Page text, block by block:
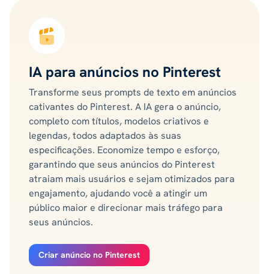
IA para anúncios no Pinterest
Transforme seus prompts de texto em anúncios
cativantes do Pinterest. A IA gera o anúncio,
completo com títulos, modelos criativos e
legendas, todos adaptados às suas
especificações. Economize tempo e esforço,
garantindo que seus anúncios do Pinterest
atraiam mais usuários e sejam otimizados para
engajamento, ajudando você a atingir um
público maior e direcionar mais tráfego para
seus anúncios.
Criar anúncio no Pinterest